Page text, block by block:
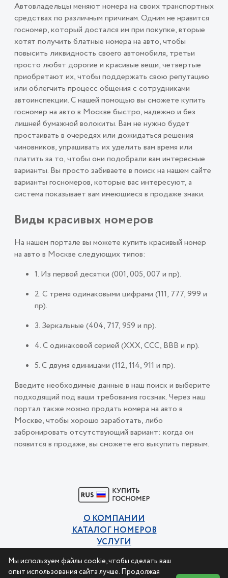
Автовладельцы меняют номера на своих транспортных
средствах по различным причинам. Одним не нравится
госномер, который достался им при покупке, вторые
хотят получить блатные номера на авто, чтобы
повысить ликвидность своего автомобиля, третьи
просто любят дорогие и красивые вещи, четвертые
приобретают их, чтобы поддержать свою репутацию
или облегчить процесс общения с сотрудниками
автоинспекции. С нашей помощью вы сможете купить
госномер на авто в Москве быстро, надежно и без
лишней бумажной волокиты. Вам не нужно будет
простаивать в очередях или дожидаться решения
чиновников, упрашивать их уделить вам время или
платить за то, чтобы они подобрали вам интересные
варианты. Вы просто забиваете в поиск на нашем сайте
варианты госномеров, которые вас интересуют, а
система показывает вам имеющиеся в продаже знаки.
Виды красивых номеров
На нашем портале вы можете купить красивый номер
на авто в Москве следующих типов:
1. Из первой десятки (001, 005, 007 и пр).
2. С тремя одинаковыми цифрами (111, 777, 999 и
пр).
3. Зеркальные (404, 717, 959 и пр).
4. С одинаковой серией (ХХХ, ССС, ВВВ и пр).
5. С двумя единицами (112, 114, 911 и пр).
Введите необходимые данные в наш поиск и выберите
подходящий под ваши требования госзнак. Через наш
портал также можно продать номера на авто в
Москве, чтобы хорошо заработать, либо
забронировать отсутствующий вариант: когда он
появится в продаже, вы сможете его выкупить первым.
Мы используем файлы cookie, чтобы сделать ваш
опыт использования сайта лучше. Продолжая
О КОМПАНИИ
КАТАЛОГ НОМЕРОВ
УСЛУГИ
Политика конфиденциальности